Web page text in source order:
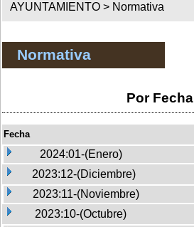
AYUNTAMIENTO > Normativa
Normativa
Por Fecha
Fecha
2024:01-(Enero)
2023:12-(Diciembre)
2023:11-(Noviembre)
2023:10-(Octubre)